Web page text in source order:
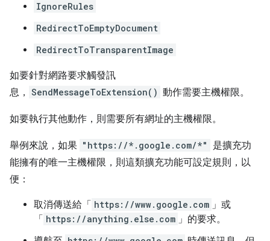
IgnoreRules
RedirectToEmptyDocument
RedirectToTransparentImage
如要針對網路要求觸發訊
息， SendMessageToExtension() 動作需要主機權限。
如要執行其他動作，則需要所有網址的主機權限。
舉例來說，如果 "https://*.google.com/*"
是擴充功
能擁有的唯一主機權限，則這類擴充功能可設定規則，以
便：
取消傳送給「 https://www.google.com 」或
「 https://anything.else.com 」的要求。